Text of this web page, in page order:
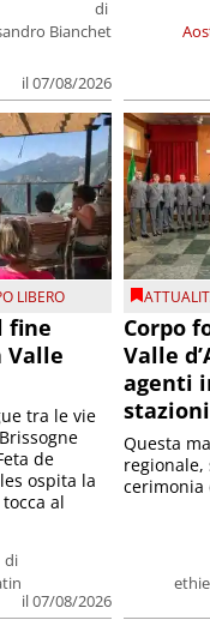
di
Bianchet
il 07/08/2026
LIBERO
fine
Valle
di
il 07/08/2026
tra le vie
de
ospita la
al
Corpo
Valle
agenti
stazioni
Questa
regionale,
cerimonia